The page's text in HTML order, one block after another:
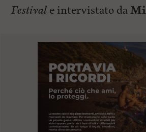
Festival e intervistato da